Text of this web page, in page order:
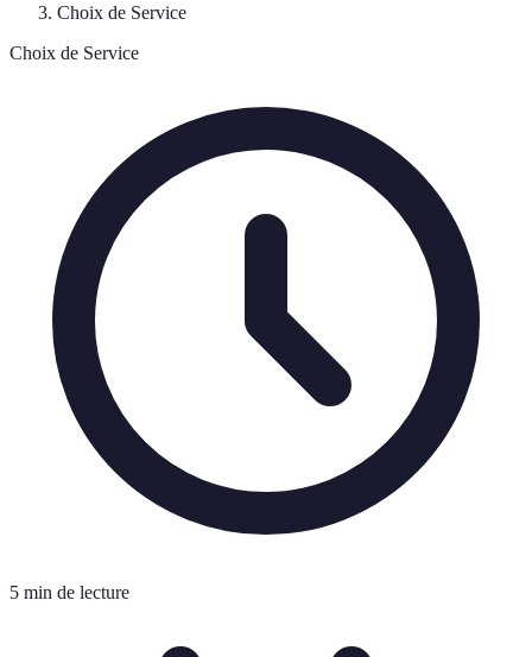
Choix de Service
Choix de Service
5 min de lecture